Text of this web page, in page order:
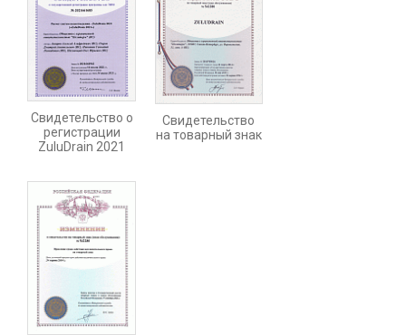
Свидетельство о
регистрации
ZuluDrain 2021
Свидетельство
на товарный знак